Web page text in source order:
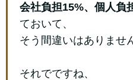
会社負担15%、個人負
ておいて、
そう間違いはありませ
それでですね、